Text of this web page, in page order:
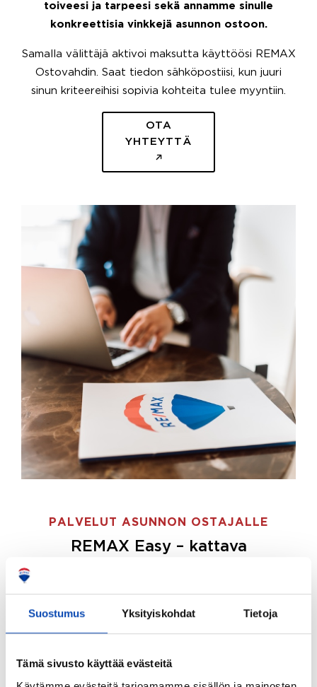
Suostumus Yksityiskohdat Tietoja
Tämä sivusto käyttää evästeitä
toiveesi ja tarpeesi sekä annamme sinulle
konkreettisia vinkkejä asunnon ostoon.
Samalla välittäjä aktivoi maksutta käyttöösi REMAX
Ostovahdin. Saat tiedon sähköpostiisi, kun juuri
sinun kriteereihisi sopivia kohteita tulee myyntiin.
OTA
YHTEYTTÄ
PALVELUT ASUNNON OSTAJALLE
REMAX Easy – kattava
ostajille.
Tee ostotoimeksianto ja etsimme juuri